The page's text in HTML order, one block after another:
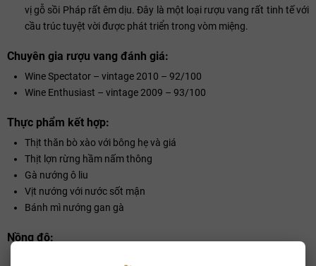
vị gỗ sồi Pháp rất êm dịu. Đây là một loại rượu vang rất tinh tế với
cầu trúc tuyệt vời được phát triển trong vòm miệng.
Chuyên gia rượu vang đánh giá:
Wine Spectator – vintage 2010 – 92/100
Wine Enthusiast – vintage 2009 – 93/100
Thực phẩm kết hợp:
Thịt thăn bò xào với bông hẹ và giá
Thịt lợn rừng hầm nấm thông
Gà nướng ô liu
Vịt nướng với nước sốt mận
Bánh mì nướng gan gà
Nồng độ: